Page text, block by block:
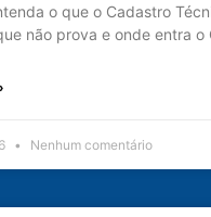
o que o Cadastro
não prova e onde entra o
Nenhum comentário